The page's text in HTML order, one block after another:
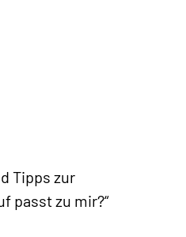
Tipps zur
passt zu mir?“